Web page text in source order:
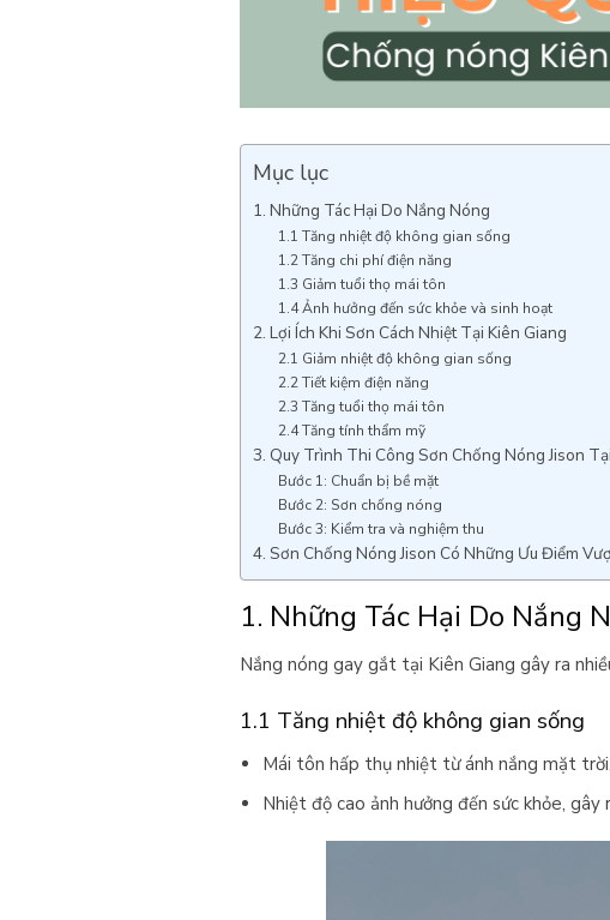
Mục lục
1. Những Tác Hại Do Nắng Nóng
1.1 Tăng nhiệt độ không gian sống
1.2 Tăng chi phí điện năng
1.3 Giảm tuổi thọ mái tôn
1.4 Ảnh hưởng đến sức khỏe và sinh hoạt
2. Lợi Ích Khi Sơn Cách Nhiệt Tại Kiên Giang
2.1 Giảm nhiệt độ không gian sống
2.2 Tiết kiệm điện năng
2.3 Tăng tuổi thọ mái tôn
2.4 Tăng tính thẩm mỹ
3. Quy Trình Thi Công Sơn Chống Nóng Jison
Bước 1: Chuẩn bị bề mặt
Bước 2: Sơn chống nóng
Bước 3: Kiểm tra và nghiệm thu
4. Sơn Chống Nóng Jison Có Những Ưu Điểm
1. Những Tác Hại Do Nắng
Nắng nóng gay gắt tại Kiên Giang gây ra
1.1 Tăng nhiệt độ không gian sống
Mái tôn hấp thụ nhiệt từ ánh nắng mặt
Nhiệt độ cao ảnh hưởng đến sức khỏe,